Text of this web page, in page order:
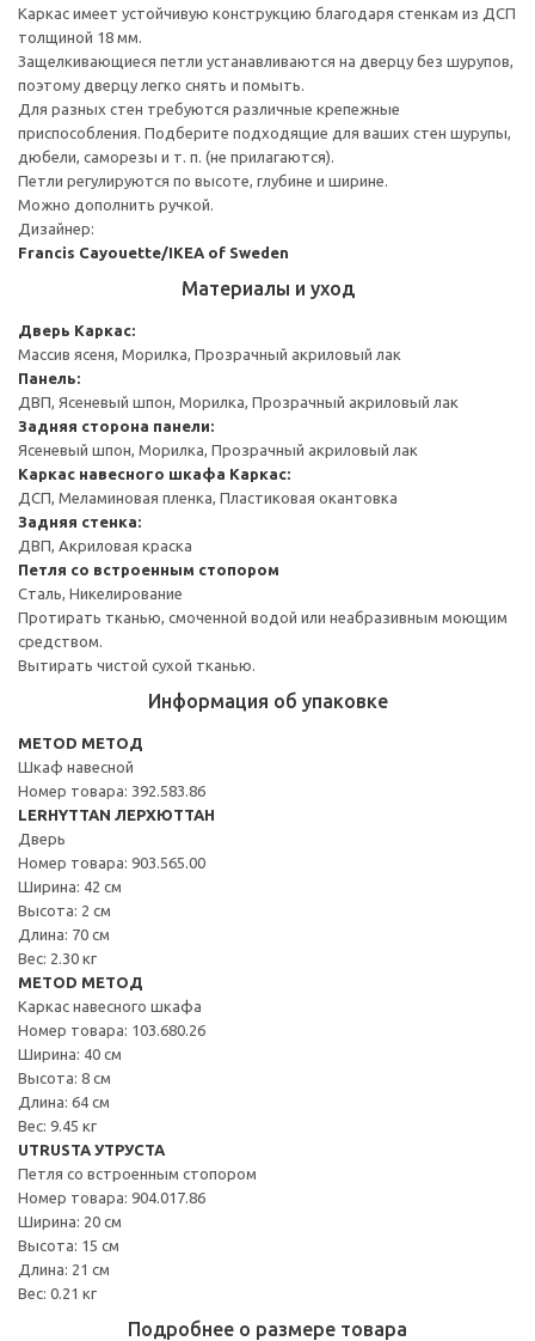
Каркас имеет устойчивую конструкцию благодаря стенкам из ДСП
толщиной 18 мм.
Защелкивающиеся петли устанавливаются на дверцу без шурупов,
поэтому дверцу легко снять и помыть.
Для разных стен требуются различные крепежные
приспособления. Подберите подходящие для ваших стен шурупы,
дюбели, саморезы и т. п. (не прилагаются).
Петли регулируются по высоте, глубине и ширине.
Можно дополнить ручкой.
Дизайнер:
Francis Cayouette/IKEA of Sweden
Материалы и уход
Дверь Каркас:
Массив ясеня, Морилка, Прозрачный акриловый лак
Панель:
ДВП, Ясеневый шпон, Морилка, Прозрачный акриловый лак
Задняя сторона панели:
Ясеневый шпон, Морилка, Прозрачный акриловый лак
Каркас навесного шкафа Каркас:
ДСП, Меламиновая пленка, Пластиковая окантовка
Задняя стенка:
ДВП, Акриловая краска
Петля со встроенным стопором
Сталь, Никелирование
Протирать тканью, смоченной водой или неабразивным моющим
средством.
Вытирать чистой сухой тканью.
Информация об упаковке
METOD МЕТОД
Шкаф навесной
Номер товара: 392.583.86
LERHYTTAN ЛЕРХЮТТАН
Дверь
Номер товара: 903.565.00
Ширина: 42 см
Высота: 2 см
Длина: 70 см
Вес: 2.30 кг
METOD МЕТОД
Каркас навесного шкафа
Номер товара: 103.680.26
Ширина: 40 см
Высота: 8 см
Длина: 64 см
Вес: 9.45 кг
UTRUSTA УТРУСТА
Петля со встроенным стопором
Номер товара: 904.017.86
Ширина: 20 см
Высота: 15 см
Длина: 21 см
Вес: 0.21 кг
Подробнее о размере товара